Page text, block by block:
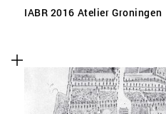
IABR 2016 Atelier Groningen